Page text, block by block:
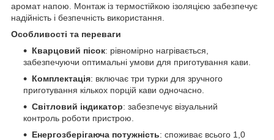
аромат напою. Монтаж із термостійкою ізоляцією забезпечує
надійність і безпечність використання.
Особливості та переваги
Кварцовий пісок: рівномірно нагрівається,
забезпечуючи оптимальні умови для приготування кави.
Комплектація: включає три турки для зручного
приготування кількох порцій кави одночасно.
Світловий індикатор: забезпечує візуальний
контроль роботи пристрою.
Енергозберігаюча потужність: споживає всього 1,0